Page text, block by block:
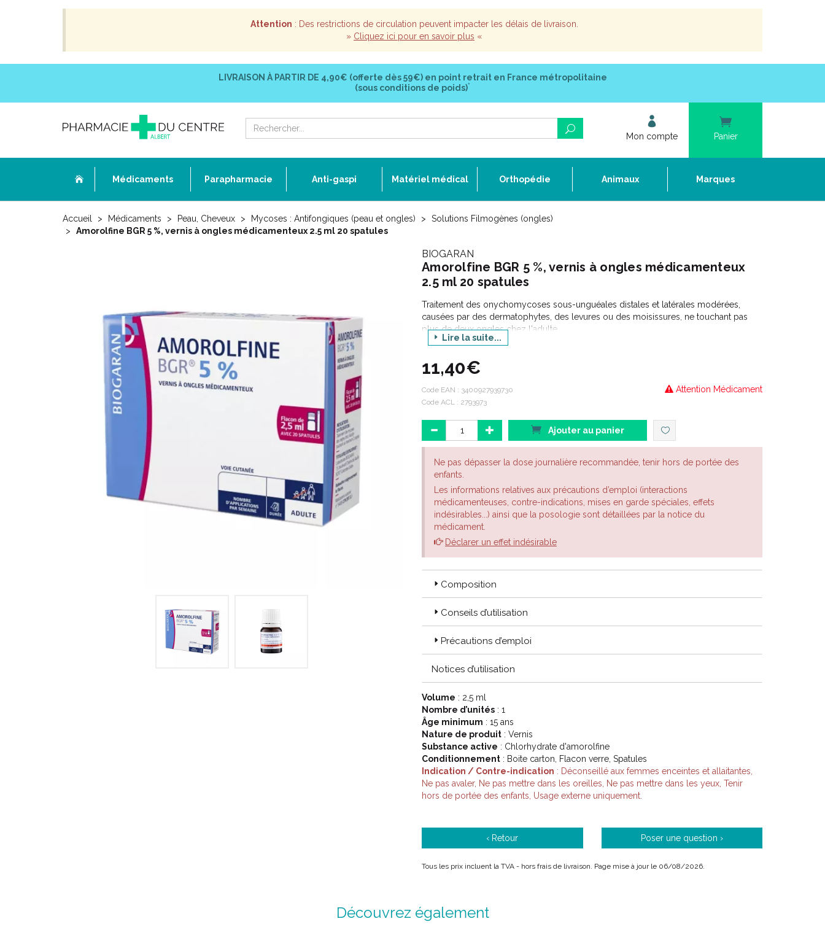
Attention : Des restrictions de circulation peuvent impacter les délais de livraison.
» Cliquez ici pour en savoir plus «
LIVRAISON À PARTIR DE 4,90€ (offerte dès 59€) en point retrait en France métropolitaine
(sous conditions de poids)*
Mon compte Panier
Médicaments Parapharmacie Anti-gaspi Matériel médical Orthopédie Animaux Marques
Accueil Médicaments Peau, Cheveux Mycoses : Antifongiques (peau et ongles)
Solutions Filmogènes (ongles)
Amorolfine BGR 5 %, vernis à ongles médicamenteux 2.5 ml 20 spatules
BIOGARAN
Amorolfine BGR 5 %, vernis à ongles médicamenteux
2.5 ml 20 spatules
Traitement des onychomycoses sous-unguéales distales et latérales modérées,
causées par des dermatophytes, des levures ou des moisissures, ne touchant pas
plus de deux ongles chez l'adulte.
Lire la suite...
11,40€
Attention Médicament
Code EAN : 3400927939730
Code ACL : 2793973
Ajouter au panier
Ne pas dépasser la dose journalière recommandée, tenir hors de portée des
enfants.
Les informations relatives aux précautions d’emploi (interactions
médicamenteuses, contre-indications, mises en garde spéciales, effets
indésirables...) ainsi que la posologie sont détaillées par la notice du
médicament.
Déclarer un effet indésirable
Composition
Conseils d’utilisation
Précautions d’emploi
Notices d’utilisation
Volume : 2,5 ml
Nombre d’unités : 1
Âge minimum : 15 ans
Nature de produit : Vernis
Substance active : Chlorhydrate d'amorolfine
Conditionnement : Boite carton, Flacon verre, Spatules
Indication / Contre-indication : Déconseillé aux femmes enceintes et allaitantes,
Ne pas avaler, Ne pas mettre dans les oreilles, Ne pas mettre dans les yeux, Tenir
hors de portée des enfants, Usage externe uniquement.
‹ Retour Poser une question ›
Tous les prix incluent la TVA - hors frais de livraison. Page mise à jour le 06/08/2026.
Découvrez également